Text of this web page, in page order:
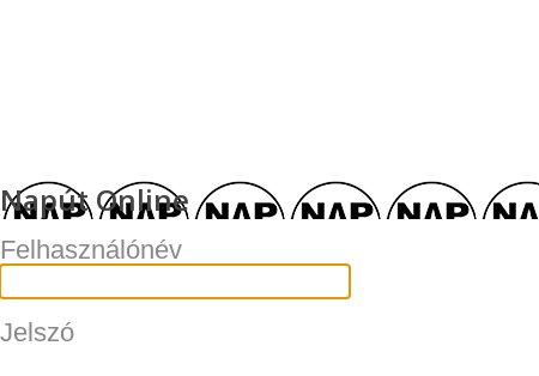
Napút Online
Felhasználónév
Jelszó